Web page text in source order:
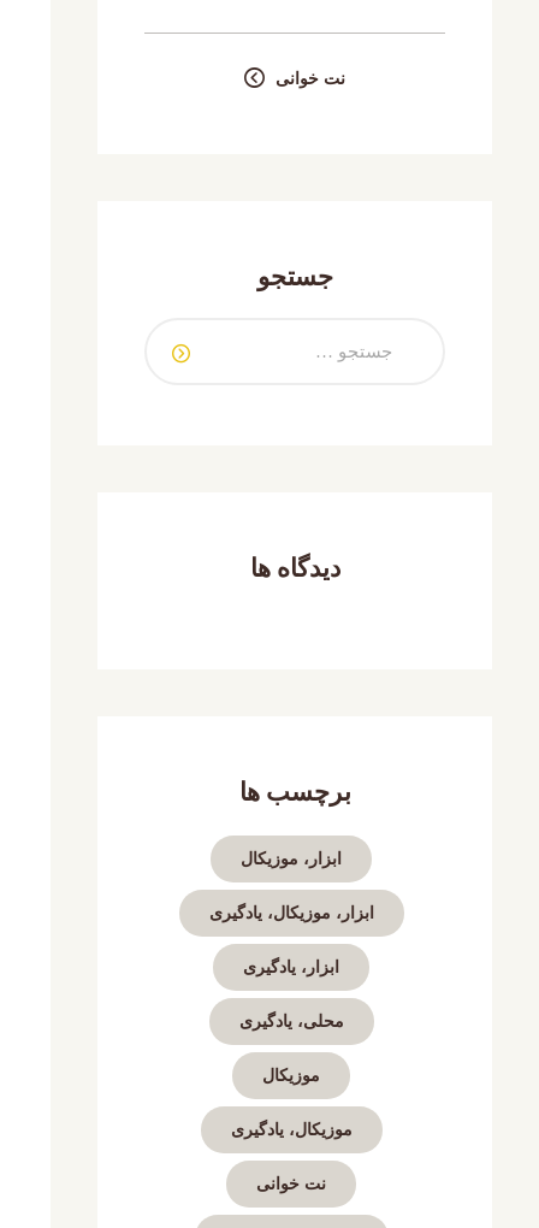
نت خوانی
جستجو
دیدگاه ها
برچسب ها
ابزار، موزیکال
ابزار، موزیکال، یادگیری
ابزار، یادگیری
محلی، یادگیری
موزیکال
موزیکال، یادگیری
نت خوانی